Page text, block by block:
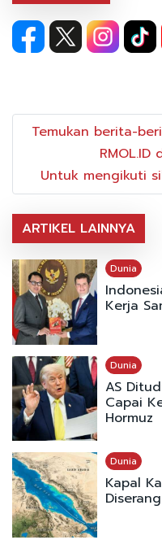
Temukan berita-
RMOL.ID
Untuk mengikuti
ARTIKEL LAINNYA
Dunia
Kerja
Dunia
AS
Capai
Hormuz
Dunia
Kapal